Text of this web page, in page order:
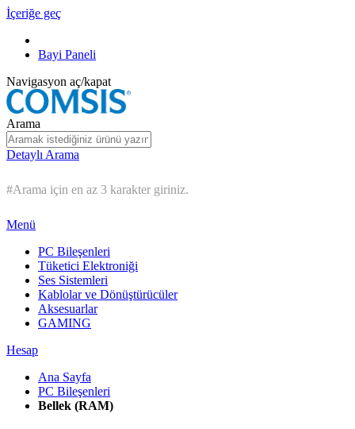
İçeriğe geç
Bayi Paneli
Navigasyon aç/kapat
Arama
Detaylı Arama
#Arama için en az 3 karakter giriniz.
Menü
PC Bileşenleri
Tüketici Elektroniği
Ses Sistemleri
Kablolar ve Dönüştürücüler
Aksesuarlar
GAMING
Hesap
Ana Sayfa
PC Bileşenleri
Bellek (RAM)